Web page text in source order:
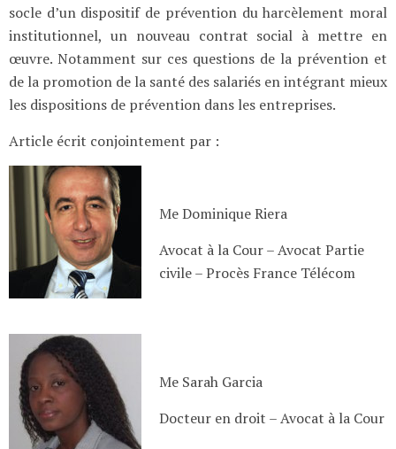
socle d’un dispositif de prévention du harcèlement moral
institutionnel, un nouveau contrat social à mettre en
œuvre. Notamment sur ces questions de la prévention et
de la promotion de la santé des salariés en intégrant mieux
les dispositions de prévention dans les entreprises.
Article écrit conjointement par :
Me Dominique Riera
Avocat à la Cour – Avocat Partie
civile – Procès France Télécom
Me Sarah Garcia
Docteur en droit – Avocat à la Cour